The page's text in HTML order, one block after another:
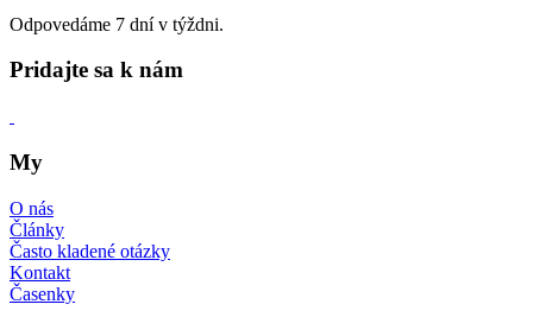
Odpovedáme 7 dní v týždni.
Pridajte sa k nám
My
O nás
Články
Často kladené otázky
Kontakt
Časenky